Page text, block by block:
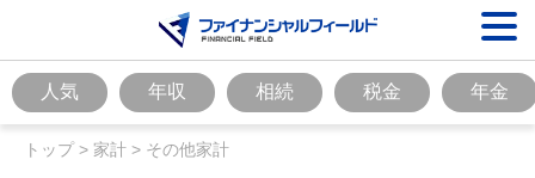
人気 年収 相続 税金 年金
トップ> 家計 > その他家計